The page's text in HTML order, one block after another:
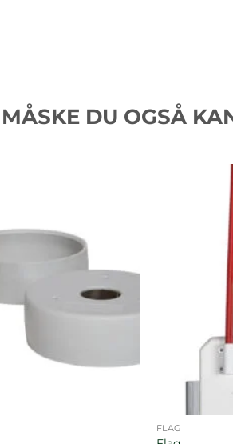
MÅSKE DU OGSÅ
FLAG